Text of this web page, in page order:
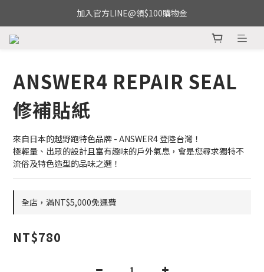
加入官方LINE@領$100購物金
ANSWER4 REPAIR SEAL
修補貼紙
來自日本的越野跑特色品牌 - ANSWER4 登陸台灣！
極輕量、出眾的設計且富有趣味的戶外氣息，會是您尋求獨特不
流俗及特色造型的品味之選！
全店，滿NT$5,000免運費
NT$780